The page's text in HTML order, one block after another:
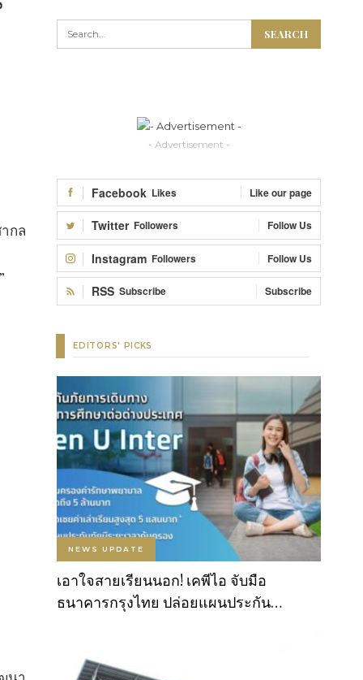
กล
นา
- Advertisement -
Facebook Likes Like our page
Twitter Followers Follow Us
Instagram Followers Follow Us
RSS Subscribe Subscribe
EDITORS' PICKS
NEWS UPDATE
เอาใจสายเรียนนอก! เคพีไอ จับมือ
ธนาคารกรุงไทย ปล่อยแผนประกัน…